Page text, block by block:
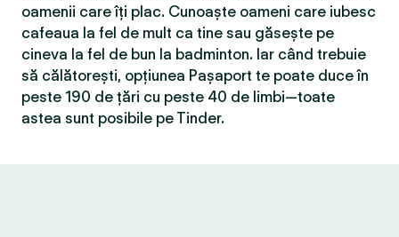
oamenii care îți plac. Cunoaște oameni care iubesc
cafeaua la fel de mult ca tine sau găsește pe
cineva la fel de bun la badminton. Iar când trebuie
să călătorești, opțiunea Pașaport te poate duce în
peste 190 de țări cu peste 40 de limbi—toate
astea sunt posibile pe Tinder.